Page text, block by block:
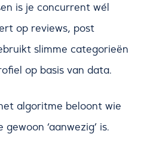
is je concurrent wél
op reviews, post
slimme categorieën
op basis van data.
algoritme beloont wie
‘aanwezig’ is.